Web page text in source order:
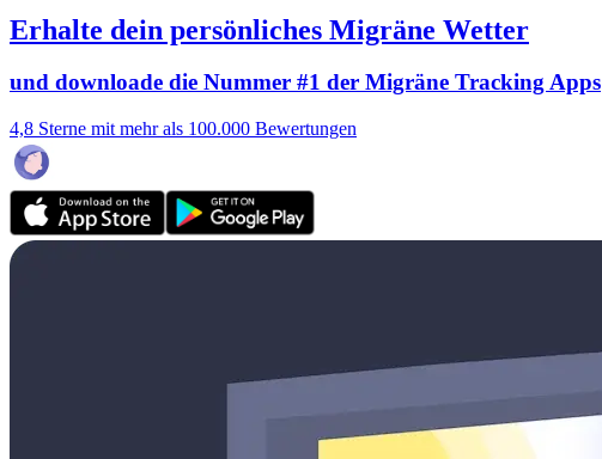
Erhalte dein persönliches Migräne Wetter
und downloade die Nummer #1 der Migräne Tracking Apps
4,8 Sterne mit mehr als 100.000 Bewertungen